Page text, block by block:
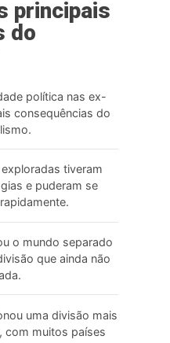
principais
do
política nas ex-
consequências do
tiveram
e puderam se
o mundo separado
que ainda não
uma divisão mais
com muitos países